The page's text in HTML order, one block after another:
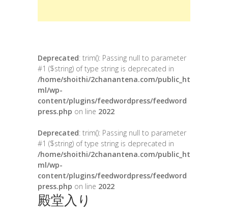
Deprecated: trim(): Passing null to parameter
#1 ($string) of type string is deprecated in
/home/shoithi/2chanantena.com/public_ht
ml/wp-
content/plugins/feedwordpress/feedword
press.php on line 2022
Deprecated: trim(): Passing null to parameter
#1 ($string) of type string is deprecated in
/home/shoithi/2chanantena.com/public_ht
ml/wp-
content/plugins/feedwordpress/feedword
press.php on line 2022
殿堂入り